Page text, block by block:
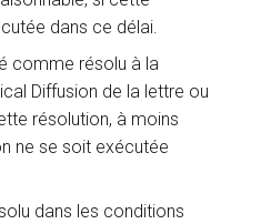
dans ce délai.
comme résolu à la
Diffusion de la lettre ou
résolution, à moins
ne se soit exécutée
dans les conditions